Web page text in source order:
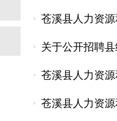
苍溪县人力资
关于公开招聘
苍溪县人力资
苍溪县人力资